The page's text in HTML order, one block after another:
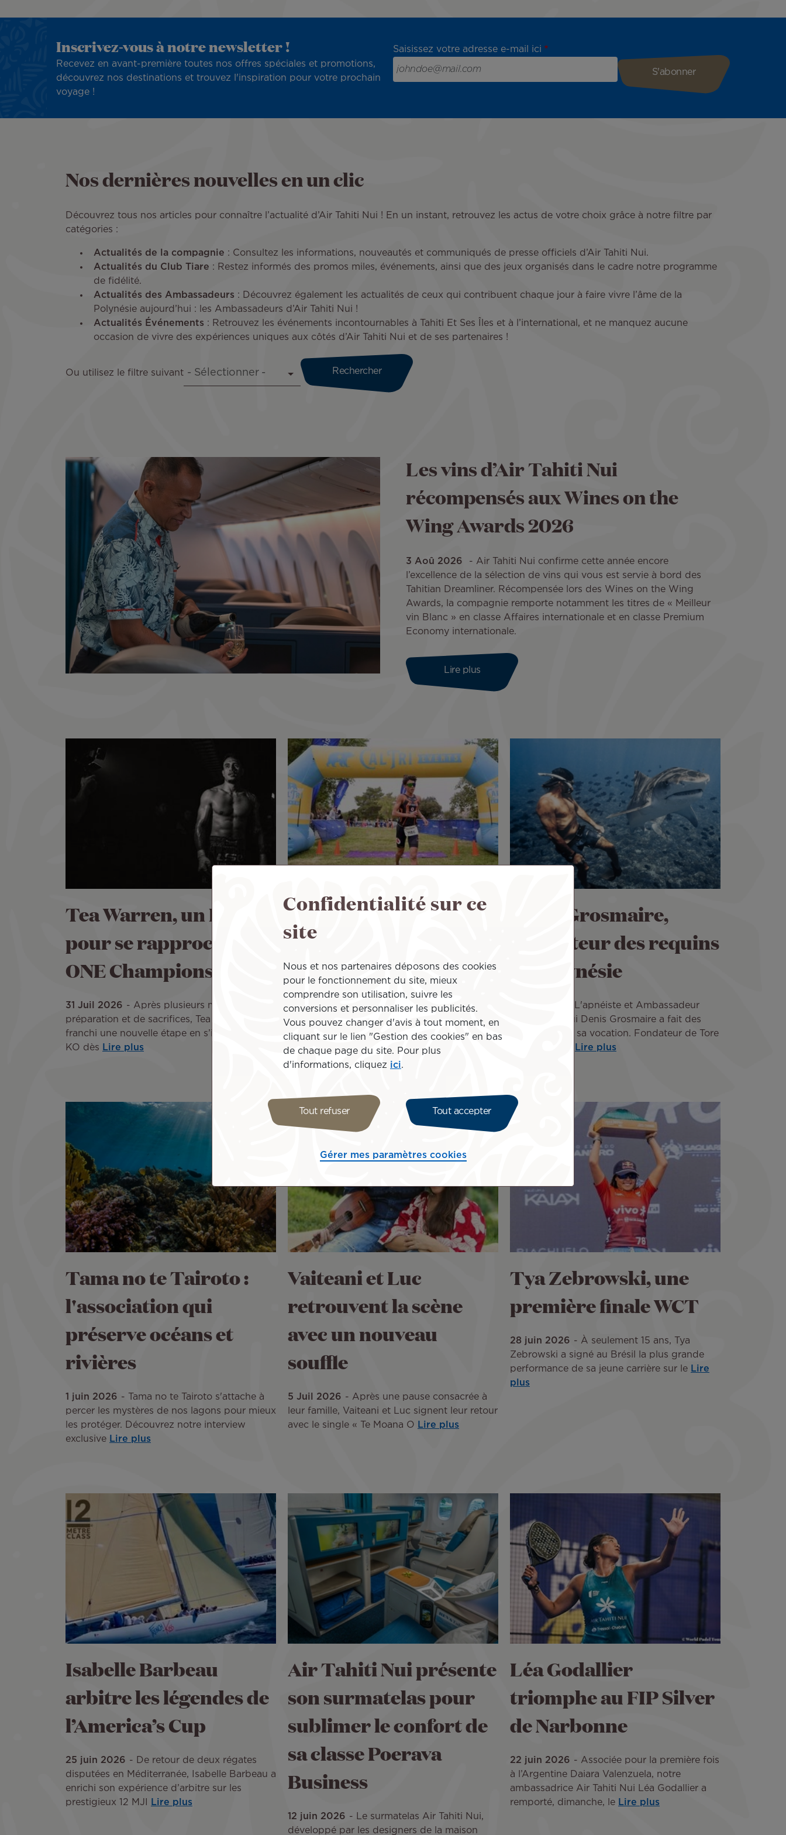
Inscrivez-vous à notre newsletter !
Recevez en avant-première toutes nos offres spéciales et promotions,
découvrez nos destinations et trouvez l'inspiration pour votre prochain
voyage !
Saisissez votre adresse e-mail ici
Nos dernières nouvelles en un clic
Découvrez tous nos articles pour connaître l’actualité d’Air Tahiti Nui ! En un instant, retrouvez les actus de votre choix grâce à notre filtre par
catégories :
Actualités de la compagnie : Consultez les informations, nouveautés et communiqués de presse officiels d’Air Tahiti Nui.
Actualités du Club Tiare : Restez informés des promos miles, événements, ainsi que des jeux organisés dans le cadre notre programme
de fidélité.
Actualités des Ambassadeurs : Découvrez également les actualités de ceux qui contribuent chaque jour à faire vivre l’âme de la
Polynésie aujourd’hui : les Ambassadeurs d’Air Tahiti Nui !
Actualités Événements : Retrouvez les événements incontournables à Tahiti Et Ses Îles et à l’international, et ne manquez aucune
occasion de vivre des expériences uniques aux côtés d’Air Tahiti Nui et de ses partenaires !
Ou utilisez le filtre suivant
Les vins d’Air Tahiti Nui
récompensés aux Wines on the
Wing Awards 2026
3 Aoû 2026
Air Tahiti Nui confirme cette année encore
l’excellence de la sélection de vins qui vous est servie à bord des
Tahitian Dreamliner. Récompensée lors des Wines on the Wing
Awards, la compagnie remporte notamment les titres de « Meilleur
vin Blanc » en classe Affaires internationale et en classe Premium
Economy internationale.
Lire plus
Tea Warren, un KO
pour se rapprocher du
ONE Championship
31 Juil 2026
Après plusieurs mois de
préparation et de sacrifices, Tea Warren a
franchi une nouvelle étape en s’imposant par
KO dès Lire plus
Manea Vicenti : une mi-
saison entre victoires
et apprentissages
19 Juil 2026
Après un stage aux États-Unis,
deux victoires et ses premières expériences
sur format S aux Championnats de France,
Manea Vicenti Lire plus
Denis Grosmaire,
protecteur des requins
de Polynésie
L'apnéiste et Ambassadeur
d'Air Tahiti Nui Denis Grosmaire a fait des
requins-tigres sa vocation. Fondateur de Tore
Lire plus
Tama no te Tairoto :
l'association qui
préserve océans et
rivières
1 juin 2026
Tama no te Tairoto s'attache à
percer les mystères de nos lagons pour mieux
les protéger. Découvrez notre interview
exclusive Lire plus
Vaiteani et Luc
retrouvent la scène
avec un nouveau
souffle
5 Juil 2026
Après une pause consacrée à
leur famille, Vaiteani et Luc signent leur retour
avec le single « Te Moana O Lire plus
Tya Zebrowski, une
première finale WCT
28 juin 2026
À seulement 15 ans, Tya
Zebrowski a signé au Brésil la plus grande
performance de sa jeune carrière sur le Lire
plus
Isabelle Barbeau
arbitre les légendes de
l’America’s Cup
25 juin 2026
De retour de deux régates
disputées en Méditerranée, Isabelle Barbeau a
enrichi son expérience d’arbitre sur les
prestigieux 12 MJI
Lire plus
Air Tahiti Nui présente
son surmatelas pour
sublimer le confort de
sa classe Poerava
Business
12 juin 2026
Le surmatelas Air Tahiti Nui,
développé par les designers de la maison
Léa Godallier
triomphe au FIP Silver
de Narbonne
22 juin 2026
Associée pour la première fois
à l’Argentine Daiara Valenzuela, notre
ambassadrice Air Tahiti Nui Léa Godallier a
remporté, dimanche, le Lire plus
Confidentialité sur ce
site
Nous et nos partenaires déposons des cookies
pour le fonctionnement du site, mieux
comprendre son utilisation, suivre les
conversions et personnaliser les publicités.
Vous pouvez changer d'avis à tout moment, en
cliquant sur le lien "Gestion des cookies" en bas
de chaque page du site. Pour plus
d'informations, cliquez ici.
Tout refuser Tout accepter
Gérer mes paramètres cookies